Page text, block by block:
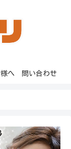
へ 問い合わせ